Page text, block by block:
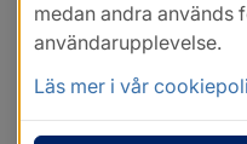
medan andra
användarupplevelse.
Läs mer i vår